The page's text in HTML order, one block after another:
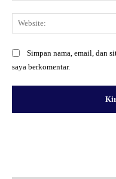
Simpan nama, email, dan
saya berkomentar.